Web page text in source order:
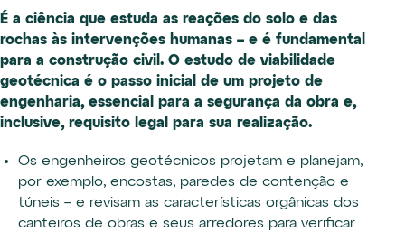
É a ciência que estuda as reações do solo e das
rochas às intervenções humanas – e é fundamental
para a construção civil. O estudo de viabilidade
geotécnica é o passo inicial de um projeto de
engenharia, essencial para a segurança da obra e,
inclusive, requisito legal para sua realização.
Os engenheiros geotécnicos projetam e planejam,
por exemplo, encostas, paredes de contenção e
túneis – e revisam as características orgânicas dos
canteiros de obras e seus arredores para verificar